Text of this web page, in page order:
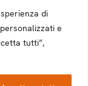
di
e
tutti”,